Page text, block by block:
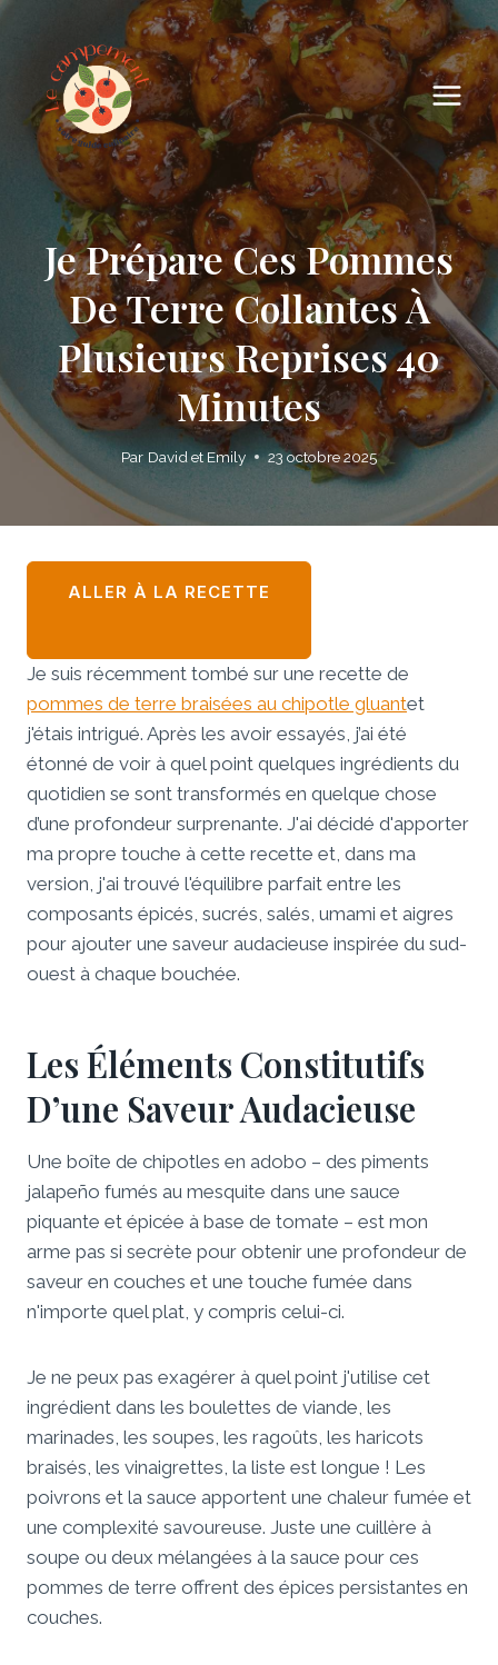
Skip
content
Je Prépare Ces Pommes
De Terre Collantes À
Plusieurs Reprises 40
Minutes
Par David et Emily 23 octobre 2025
ALLER À LA RECETTE
Je suis récemment tombé sur une recette de
pommes de terre braisées au chipotle gluantet
j'étais intrigué. Après les avoir essayés, j’ai été
étonné de voir à quel point quelques ingrédients du
quotidien se sont transformés en quelque chose
d’une profondeur surprenante. J'ai décidé d'apporter
ma propre touche à cette recette et, dans ma
version, j'ai trouvé l'équilibre parfait entre les
composants épicés, sucrés, salés, umami et aigres
pour ajouter une saveur audacieuse inspirée du sud-
ouest à chaque bouchée.
Les Éléments Constitutifs
D’une Saveur Audacieuse
Une boîte de chipotles en adobo – des piments
jalapeño fumés au mesquite dans une sauce
piquante et épicée à base de tomate – est mon
arme pas si secrète pour obtenir une profondeur de
saveur en couches et une touche fumée dans
n'importe quel plat, y compris celui-ci.
Je ne peux pas exagérer à quel point j'utilise cet
ingrédient dans les boulettes de viande, les
marinades, les soupes, les ragoûts, les haricots
braisés, les vinaigrettes, la liste est longue ! Les
poivrons et la sauce apportent une chaleur fumée et
une complexité savoureuse. Juste une cuillère à
soupe ou deux mélangées à la sauce pour ces
pommes de terre offrent des épices persistantes en
couches.